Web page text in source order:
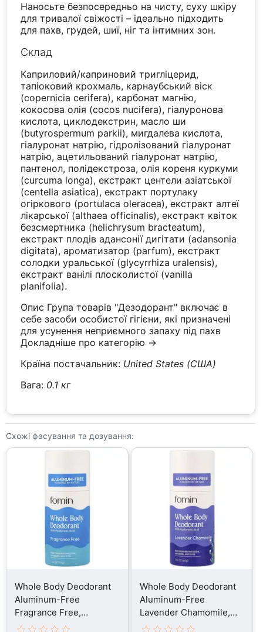
Наносьте безпосередньо на чисту, суху шкіру
для тривалої свіжості – ідеально підходить
для пахв, грудей, шиї, ніг та інтимних зон.
Склад
Каприловий/каприновий тригліцерид,
тапіоковий крохмаль, карнаубський віск
(copernicia cerifera), карбонат магнію,
кокосова олія (cocos nucifera), гіалуронова
кислота, циклодекстрин, масло ши
(butyrospermum parkii), мигдалева кислота,
гіалуронат натрію, гідролізований гіалуронат
натрію, ацетильований гіалуронат натрію,
пантенол, полідекстроза, олія кореня куркуми
(curcuma longa), екстракт центели азіатської
(centella asiatica), екстракт портулаку
огіркового (portulaca oleracea), екстракт алтеї
лікарської (althaea officinalis), екстракт квіток
безсмертника (helichrysum bracteatum),
екстракт плодів адансонії дигітати (adansonia
digitata), ароматизатор (parfum), екстракт
солодки уральської (glycyrrhiza uralensis),
екстракт ванілі плосколистої (vanilla
planifolia).
Опис Група товарів "Дезодорант" включає в
себе засоби особистої гігієни, які призначені
для усунення неприємного запаху під пахв
Докладніше про категорію →
Країна постачальник: United States (США)
Вага: 0.1 кг
Схожі фасування та дозування:
Whole Body Deodorant
Aluminum-Free
Fragrance Free,
Дезодорант, 50 г
Whole Body Deodorant
Aluminum-Free
Lavender Chamomile,
Дезодорант, 50 г